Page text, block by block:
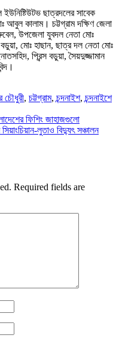
ছাত্রদলের সাবেক
আবুল কালাম। চট্টগ্রাম দক্ষিণ জেলা
উপজেলা যুবদল নেতা মোঃ
মোঃ হাছান, ছাত্র দল নেতা মোঃ
প্রিন্স বড়ুয়া, সৈয়দুজ্জামান
চৌধুরী, চট্টগ্রাম, চন্দনাইশ, চন্দনাইশে
ফিশিং জাহাজগুলো
লুতাও বিদ্যুৎ সঞ্চালন
Required fields are